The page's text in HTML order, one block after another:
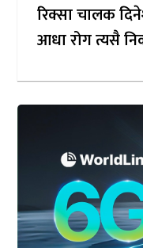
रिक्सा चालक
आधा रोग त्यसै